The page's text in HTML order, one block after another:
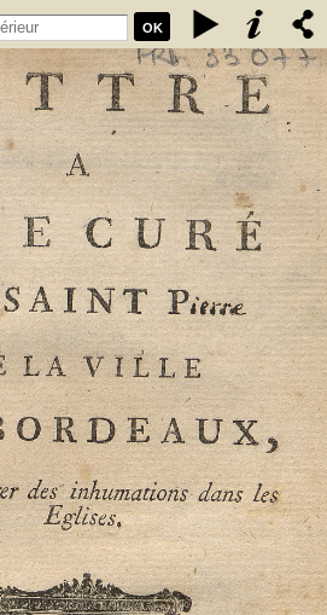
OK
P..... de la ville de Bordeaux, sur le
les églises -